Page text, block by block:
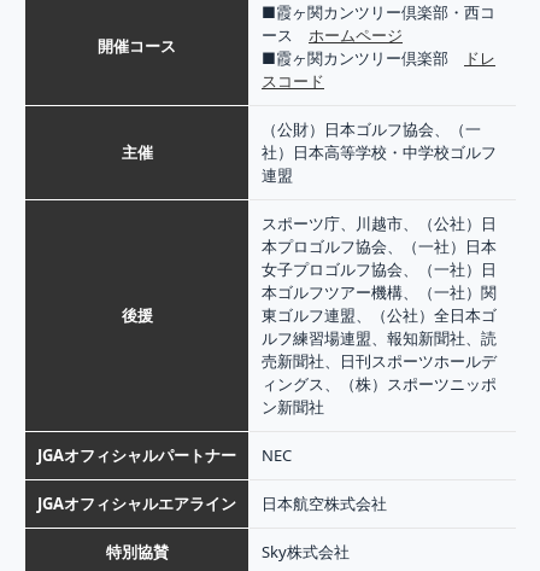
開催コース
■霞ヶ関カンツリー倶楽部・西コ
ース ホームページ
■霞ヶ関カンツリー倶楽部
ドレ
スコード
主催
（公財）日本ゴルフ協会、（一
社）日本高等学校・中学校ゴルフ
連盟
後援
スポーツ庁、川越市、（公社）日
本プロゴルフ協会、（一社）日本
女子プロゴルフ協会、（一社）日
本ゴルフツアー機構、（一社）関
東ゴルフ連盟、（公社）全日本ゴ
ルフ練習場連盟、報知新聞社、読
売新聞社、日刊スポーツホールデ
ィングス、（株）スポーツニッポ
ン新聞社
JGAオフィシャルパートナー NEC
JGAオフィシャルエアライン 日本航空株式会社
特別協賛 Sky株式会社